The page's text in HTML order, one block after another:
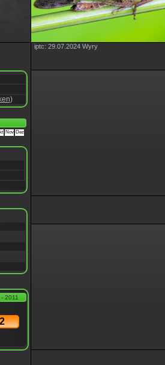
)
Nov Dez
2011
2
iptc: 29.07.2024 Wyry